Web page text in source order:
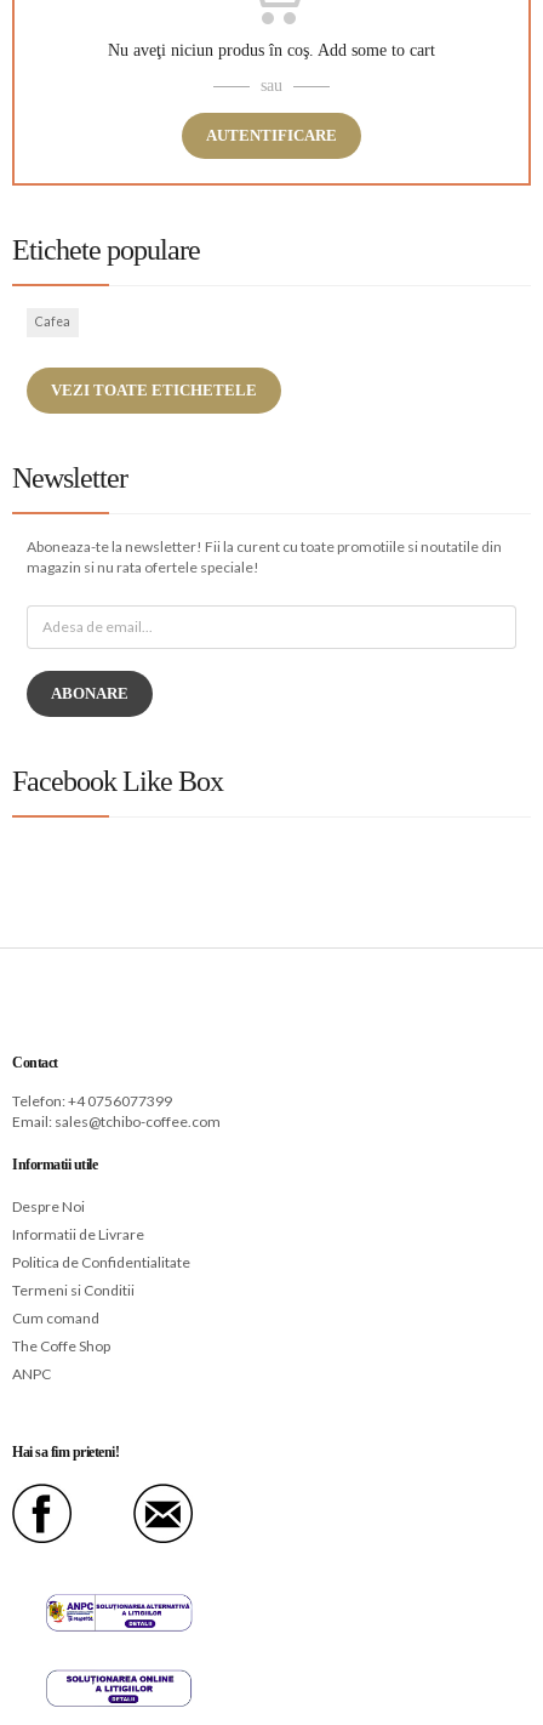
Nu aveţi niciun produs în coş. Add some to cart
sau
AUTENTIFICARE
Etichete populare
Cafea
VEZI TOATE ETICHETELE
Newsletter
Aboneaza-te la newsletter! Fii la curent cu toate promotiile si noutatile din
magazin si nu rata ofertele speciale!
ABONARE
Facebook Like Box
Contact
Telefon: +4 0756077399
Email: sales@tchibo-coffee.com
Informatii utile
Despre Noi
Informatii de Livrare
Politica de Confidentialitate
Termeni si Conditii
Cum comand
The Coffe Shop
ANPC
Hai sa fim prieteni!